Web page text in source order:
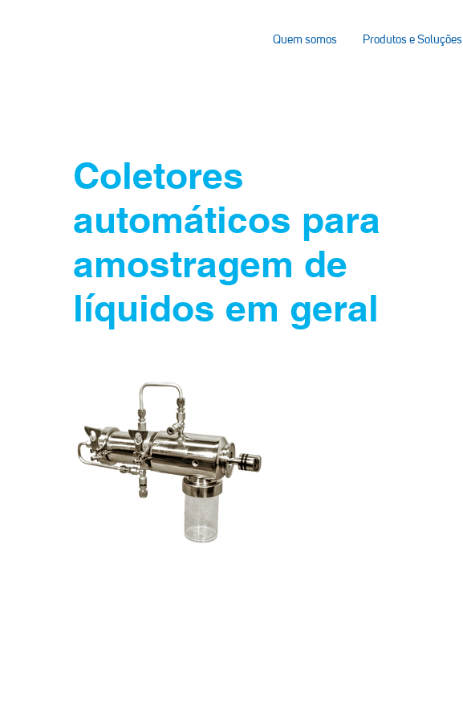
Quem somos Produtos e Soluções
Coletores
automáticos para
amostragem de
líquidos em geral